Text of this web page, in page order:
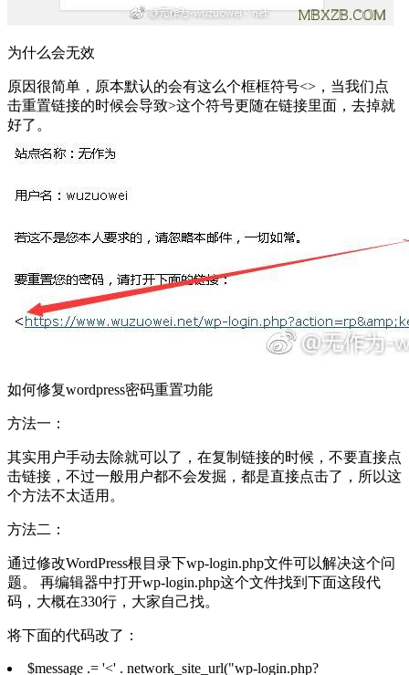
为什么会无效
原因很简单，原本默认的会有这么个框框符号<>，当我们点
击重置链接的时候会导致>这个符号更随在链接里面，去掉就
好了。
如何修复wordpress密码重置功能
方法一：
其实用户手动去除就可以了，在复制链接的时候，不要直接点
击链接，不过一般用户都不会发掘，都是直接点击了，所以这
个方法不太适用。
方法二：
通过修改WordPress根目录下wp-login.php文件可以解决这个问
题。 再编辑器中打开wp-login.php这个文件找到下面这段代
码，大概在330行，大家自己找。
将下面的代码改了：
$message .= '<' . network_site_url("wp-login.php?